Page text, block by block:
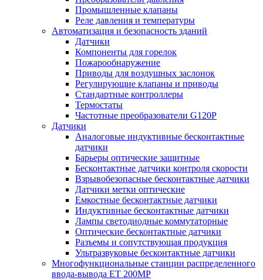
Промышленные клапаны
Реле давления и температуры
Автоматизация и безопасность зданий
Датчики
Компоненты для горелок
Пожарообнаружение
Приводы для воздушных заслонок
Регулирующие клапаны и приводы
Стандартные контроллеры
Термостаты
Частотные преобразователи G120P
Датчики
Аналоговые индуктивные бесконтактные
датчики
Барьеры оптические защитные
Бесконтактные датчики контроля скорости
Взрывобезопасные бесконтактные датчики
Датчики метки оптические
Емкостные бесконтактные датчики
Индуктивные бесконтактные датчики
Лампы светодиодные коммутаторные
Оптические бесконтактные датчики
Разъемы и сопутствующая продукция
Ультразвуковые бесконтактные датчики
Многофункциональные станции распределенного
ввода-вывода ET 200MP